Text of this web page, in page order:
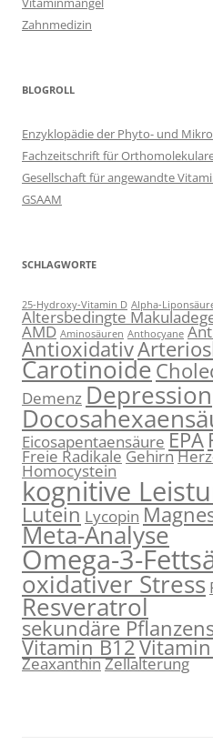
Zahnmedizin
BLOGROLL
Enzyklopädie der Phyto- und
Fachzeitschrift für
Gesellschaft für angewandte
GSAAM
SCHLAGWORTE
25-Hydroxy-Vitamin D Alpha-
Altersbedingte
AMD Aminosäuren Anthocyane
Antioxidativ
Carotinoide
Demenz Depression
Eicosapentaensäure EPA
Freie RadikaleGehirn
Homocystein
kognitive
Lutein Lycopin
Meta-Analyse
Omega-3-
oxidativer Stress
Resveratrol
sekundäre
Vitamin B12
ZeaxanthinZellalterung